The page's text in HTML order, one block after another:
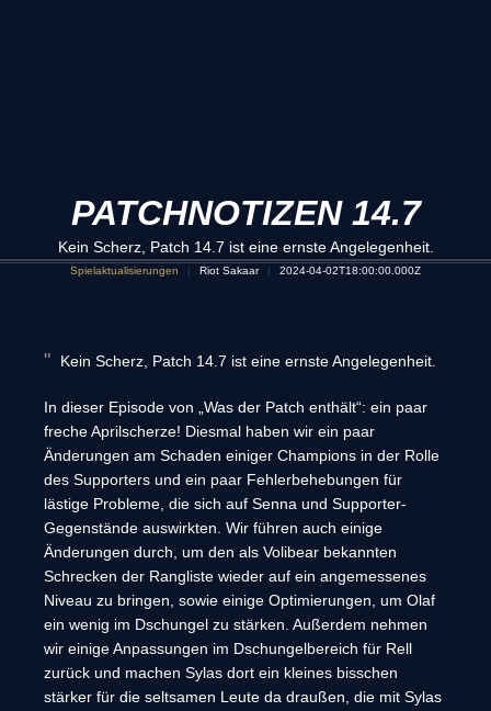
PATCHNOTIZEN 14.7
Kein Scherz, Patch 14.7 ist eine ernste Angelegenheit.
Spielaktualisierungen Riot Sakaar 2024-04-02T18:00:00.000Z
Kein Scherz, Patch 14.7 ist eine ernste Angelegenheit.
In dieser Episode von „Was der Patch enthält“: ein paar
freche Aprilscherze! Diesmal haben wir ein paar
Änderungen am Schaden einiger Champions in der Rolle
des Supporters und ein paar Fehlerbehebungen für
lästige Probleme, die sich auf Senna und Supporter-
Gegenstände auswirkten. Wir führen auch einige
Änderungen durch, um den als Volibear bekannten
Schrecken der Rangliste wieder auf ein angemessenes
Niveau zu bringen, sowie einige Optimierungen, um Olaf
ein wenig im Dschungel zu stärken. Außerdem nehmen
wir einige Anpassungen im Dschungelbereich für Rell
zurück und machen Sylas dort ein kleines bisschen
stärker für die seltsamen Leute da draußen, die mit Sylas